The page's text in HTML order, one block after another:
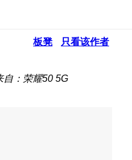
板凳 只看该作者
自：荣耀50 5G